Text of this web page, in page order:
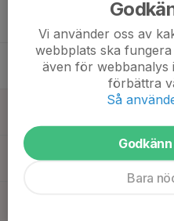
20
Vi använder oss av
webbplats ska
även för webbanalys
förbättra
Så
Bara